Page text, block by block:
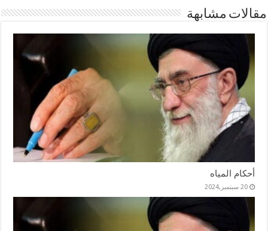
مقالات مشابهة
أحكام المياه
20 سبتمبر,2024